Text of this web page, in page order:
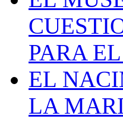
PARA
EL
LA